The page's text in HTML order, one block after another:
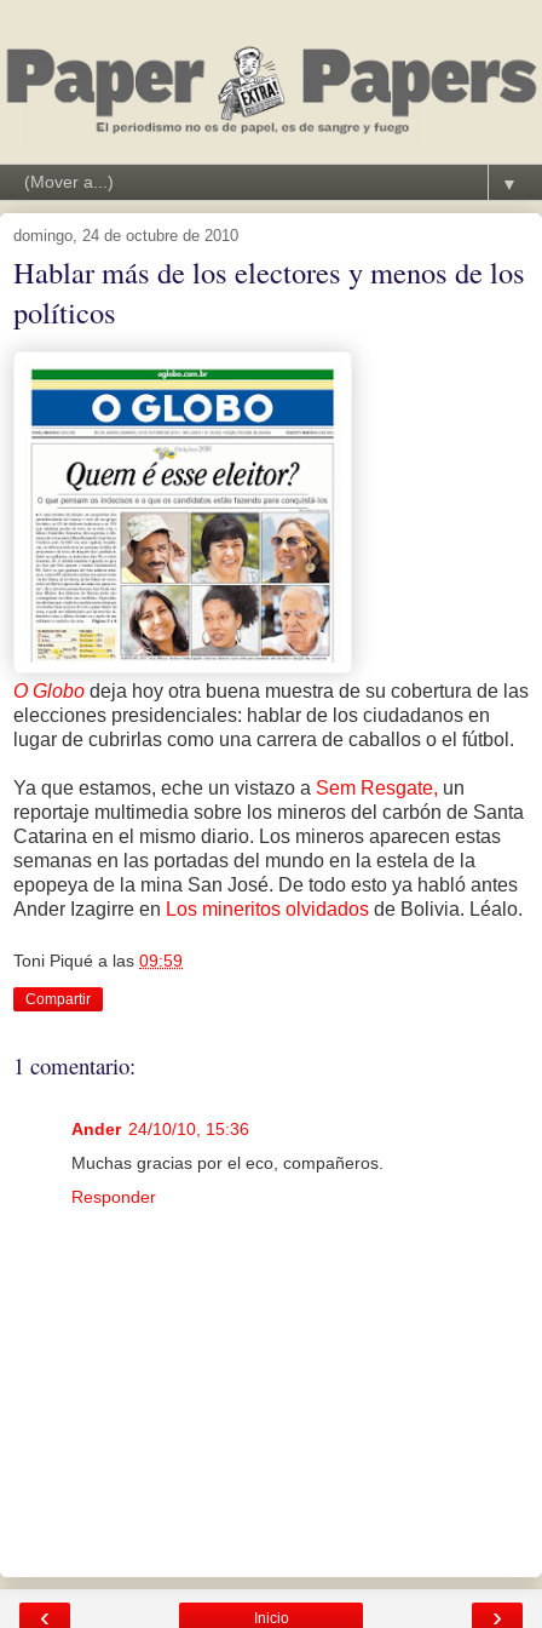
▼
domingo, 24 de octubre de 2010
Hablar más de los electores y menos de los
políticos
O Globo deja hoy otra buena muestra de su cobertura de las
elecciones presidenciales: hablar de los ciudadanos en
lugar de cubrirlas como una carrera de caballos o el fútbol.
Ya que estamos, eche un vistazo a Sem Resgate, un
reportaje multimedia sobre los mineros del carbón de Santa
Catarina en el mismo diario. Los mineros aparecen estas
semanas en las portadas del mundo en la estela de la
epopeya de la mina San José. De todo esto ya habló antes
Ander Izagirre en Los mineritos olvidados de Bolivia. Léalo.
Toni Piqué a las 09:59
Compartir
1 comentario:
Ander 24/10/10, 15:36
Muchas gracias por el eco, compañeros.
Responder
‹ ›
Inicio